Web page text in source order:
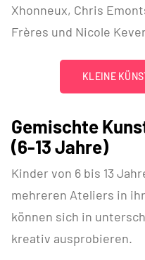
Xhonneux, Chris
Frères und Nicole
KLEINE
Gemischte
(6-13 Jahre)
Kinder von 6 bis 13
mehreren Ateliers in
können sich in
kreativ ausprobieren.